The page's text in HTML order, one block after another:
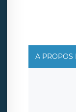
rue Léopold
également le
d’une autorité
A PROPOS